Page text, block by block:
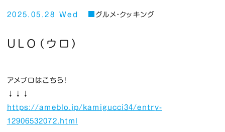
2025.05.28 Wed グルメ・クッキング
ULO（ウロ）
アメブロはこちら！
↓↓↓
https://ameblo.jp/kamigucci34/entry-
12906532072.html